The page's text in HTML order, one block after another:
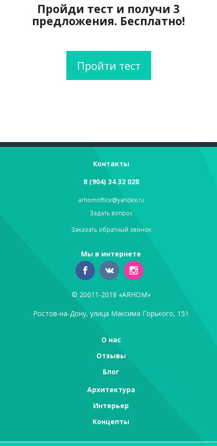
Пройди тест и получи 3
предложения. Бесплатно!
Пройти тест
Контакты
8 (904) 34 32 028
arhomoffice@yandex.ru
Задать вопрос
Заказать обратный звонок
Мы в интернете
© 20011-2018 «ARHOM»
Ростов-на-Дону, улица Максима Горького, 151
О нас
Отзывы
Блог
Архитектура
Интерьер
Концепты